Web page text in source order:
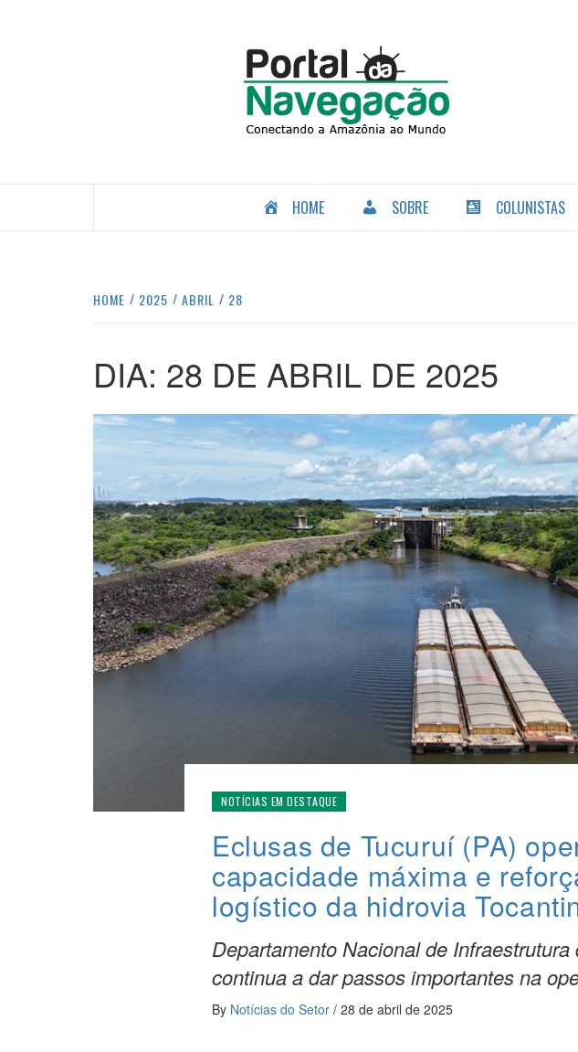
HOME SOBRE COLUNISTAS
HOME 2025 ABRIL 28
DIA: 28 DE ABRIL DE 2025
NOTÍCIAS EM DESTAQUE
Eclusas de Tucuruí (PA)
capacidade máxima e
logístico da hidrovia
Departamento Nacional de Infraestrutura
continua a dar passos importantes na
By Notícias do Setor / 28 de abril de 2025